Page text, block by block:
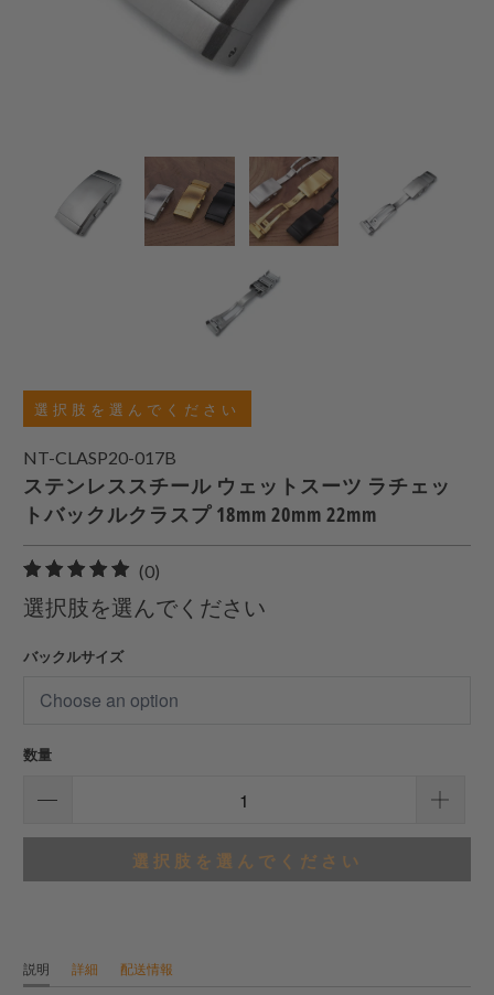
選択肢を選んでください
NT-CLASP20-017B
ステンレススチール ウェットスーツ ラチェッ
トバックルクラスプ 18mm 20mm 22mm
(0)
合
計
ュ
選択肢を選んでください
バックルサイズ
数量
選択肢を選んでください
説明 詳細 配送情報